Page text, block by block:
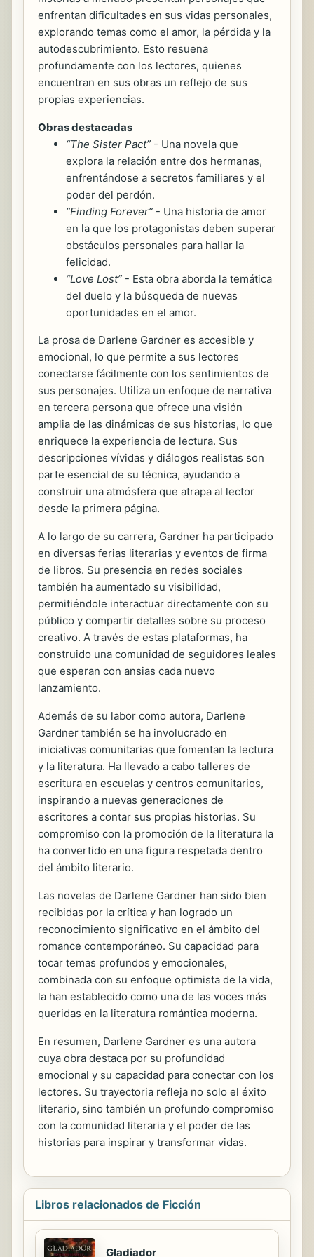
enfrentan dificultades en sus vidas personales,
explorando temas como el amor, la pérdida y la
autodescubrimiento. Esto resuena
profundamente con los lectores, quienes
encuentran en sus obras un reflejo de sus
propias experiencias.
Obras destacadas
“The Sister Pact” - Una novela que
explora la relación entre dos hermanas,
enfrentándose a secretos familiares y el
poder del perdón.
“Finding Forever” - Una historia de amor
en la que los protagonistas deben superar
obstáculos personales para hallar la
felicidad.
“Love Lost” - Esta obra aborda la temática
del duelo y la búsqueda de nuevas
oportunidades en el amor.
La prosa de Darlene Gardner es accesible y
emocional, lo que permite a sus lectores
conectarse fácilmente con los sentimientos de
sus personajes. Utiliza un enfoque de narrativa
en tercera persona que ofrece una visión
amplia de las dinámicas de sus historias, lo que
enriquece la experiencia de lectura. Sus
descripciones vívidas y diálogos realistas son
parte esencial de su técnica, ayudando a
construir una atmósfera que atrapa al lector
desde la primera página.
A lo largo de su carrera, Gardner ha participado
en diversas ferias literarias y eventos de firma
de libros. Su presencia en redes sociales
también ha aumentado su visibilidad,
permitiéndole interactuar directamente con su
público y compartir detalles sobre su proceso
creativo. A través de estas plataformas, ha
construido una comunidad de seguidores leales
que esperan con ansias cada nuevo
lanzamiento.
Además de su labor como autora, Darlene
Gardner también se ha involucrado en
iniciativas comunitarias que fomentan la lectura
y la literatura. Ha llevado a cabo talleres de
escritura en escuelas y centros comunitarios,
inspirando a nuevas generaciones de
escritores a contar sus propias historias. Su
compromiso con la promoción de la literatura la
ha convertido en una figura respetada dentro
del ámbito literario.
Las novelas de Darlene Gardner han sido bien
recibidas por la crítica y han logrado un
reconocimiento significativo en el ámbito del
romance contemporáneo. Su capacidad para
tocar temas profundos y emocionales,
combinada con su enfoque optimista de la vida,
la han establecido como una de las voces más
queridas en la literatura romántica moderna.
En resumen, Darlene Gardner es una autora
cuya obra destaca por su profundidad
emocional y su capacidad para conectar con los
lectores. Su trayectoria refleja no solo el éxito
literario, sino también un profundo compromiso
con la comunidad literaria y el poder de las
historias para inspirar y transformar vidas.
Libros relacionados de Ficción
Gladiador